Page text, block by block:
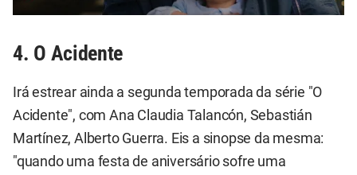
4. O Acidente
Irá estrear ainda a segunda temporada da série "O
Acidente", com Ana Claudia Talancón, Sebastián
Martínez, Alberto Guerra. Eis a sinopse da mesma:
"quando uma festa de aniversário sofre uma